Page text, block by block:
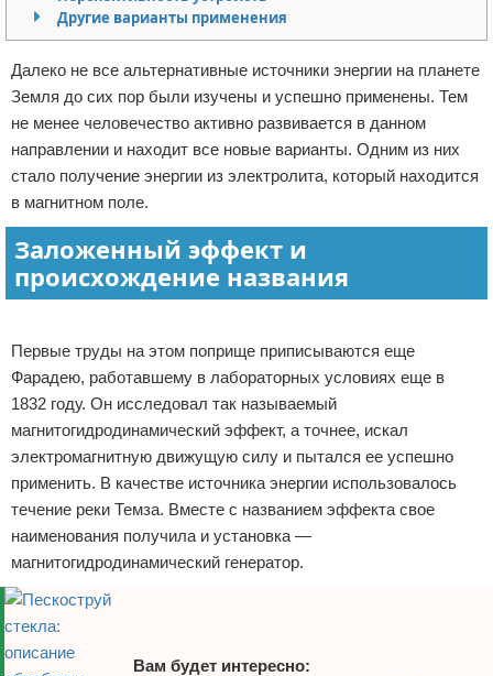
Начало бизнеса
Обзоры услуг
Самосовершенствование
Деловое общение
Менеджмент
Отказ от ответственности
Другие варианты применения
Далеко не все альтернативные источники энергии на планете
Земля до сих пор были изучены и успешно применены. Тем
не менее человечество активно развивается в данном
направлении и находит все новые варианты. Одним из них
стало получение энергии из электролита, который находится
в магнитном поле.
Заложенный эффект и
происхождение названия
Первые труды на этом поприще приписываются еще
Фарадею, работавшему в лабораторных условиях еще в
1832 году. Он исследовал так называемый
магнитогидродинамический эффект, а точнее, искал
электромагнитную движущую силу и пытался ее успешно
применить. В качестве источника энергии использовалось
течение реки Темза. Вместе с названием эффекта свое
наименования получила и установка —
магнитогидродинамический генератор.
Вам будет интересно: